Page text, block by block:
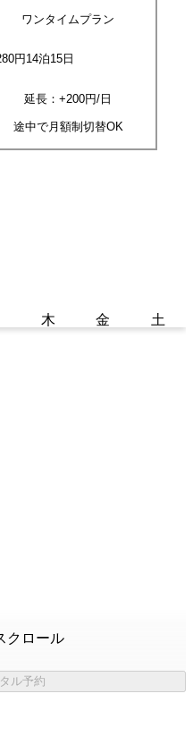
ワンタイムプラン
円 14泊15 日
延長：+200円/日
途中で月額制切替OK
木 金 土
クロール
ル予約